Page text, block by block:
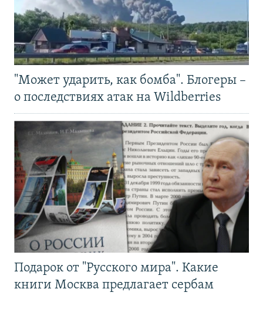
"Может ударить, как бомба". Блогеры –
о последствиях атак на Wildberries
Подарок от "Русского мира". Какие
книги Москва предлагает сербам